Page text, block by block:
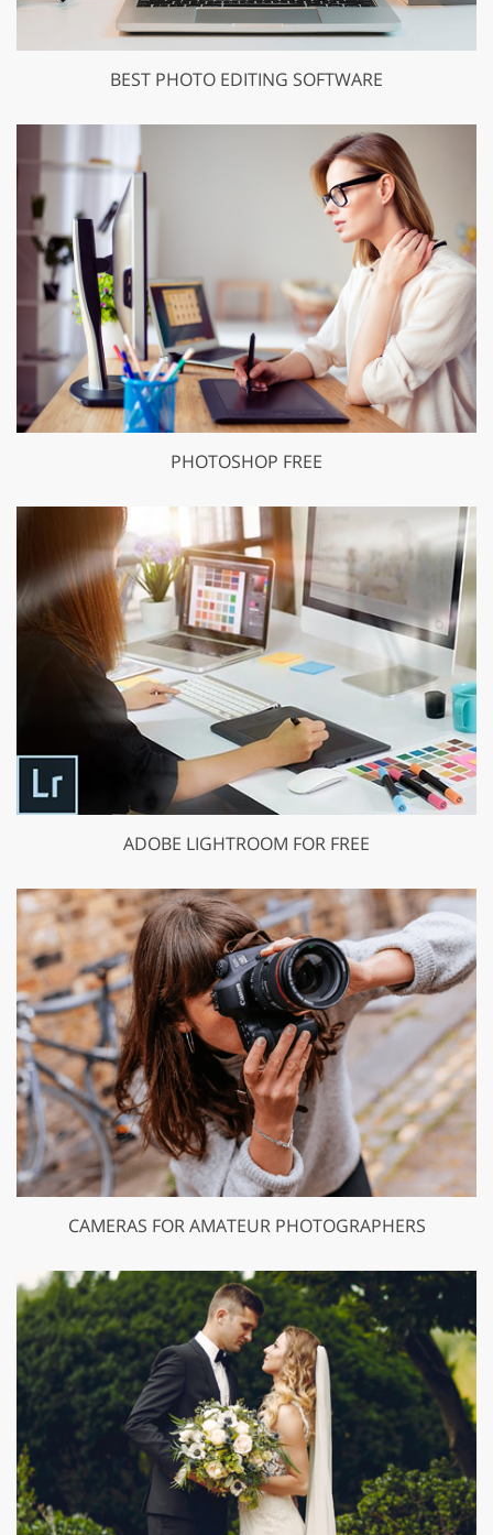
BEST PHOTO EDITING SOFTWARE
PHOTOSHOP FREE
ADOBE LIGHTROOM FOR FREE
CAMERAS FOR AMATEUR PHOTOGRAPHERS